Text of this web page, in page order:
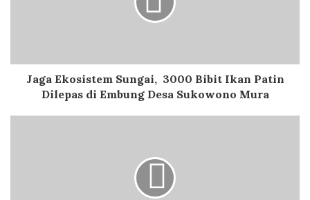
Jaga Ekosistem Sungai, 3000 Bibit Ikan Patin
Dilepas di Embung Desa Sukowono Mura